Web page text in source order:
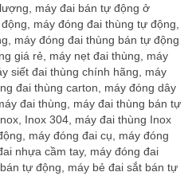
máy đai bán tự động ở
máy đóng đai thùng tự động,
máy đóng đai thùng bán tự động
giá rẻ, máy nẹt đai thùng, máy
siết đai thùng chính hãng, máy
đai thùng carton, máy đóng dây
đai thùng, máy đai thùng bán tự
Inox 304, máy đai thùng Inox
máy đóng đai cụ, máy đóng
nhựa cầm tay, máy đóng đai
tự động, máy bẻ đai sắt bán tự